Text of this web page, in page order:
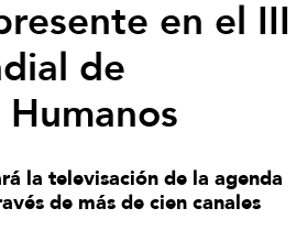
en el III
de
la televisación de la agenda
de más de cien canales